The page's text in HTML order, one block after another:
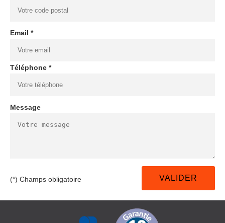
Email *
Téléphone *
Message
(*) Champs obligatoire